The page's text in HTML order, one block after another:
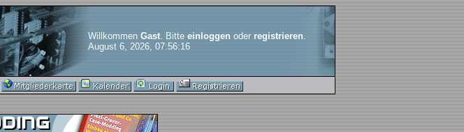
Willkommen Gast. Bitte einloggenoder registrieren.
August 6, 2026, 07:56:16